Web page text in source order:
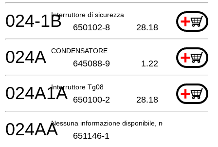
Interruttore di sicurezza +
024-1B 650102-8 28.18
CONDENSATORE +
024A 645088-9 1.22
Interruttore Tg08 +
024A1A 650100-2 28.18
Nessuna informazione disponibile, non ordinabile
024AA 651146-1